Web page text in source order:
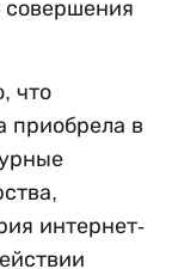
совершения
что
приобрела в
интернет-